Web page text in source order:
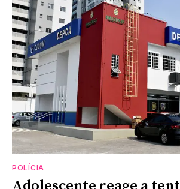
POLÍCIA